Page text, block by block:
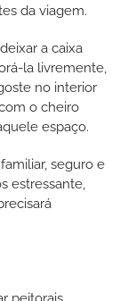
da viagem.
a caixa
la livremente,
no interior
o cheiro
espaço.
seguro e
estressante,